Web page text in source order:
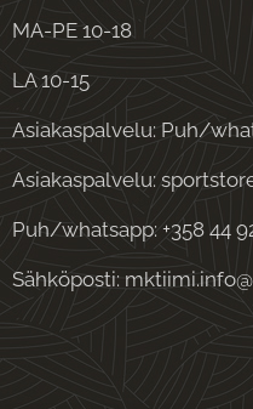
MA-PE 10-18
LA 10-15
Asiakaspalvelu: Puh/
Asiakaspalvelu:
Puh/whatsapp: +358 44
Sähköposti: